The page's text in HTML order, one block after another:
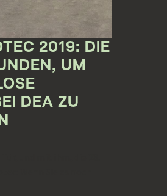
2019: DIE
UM
DEA ZU